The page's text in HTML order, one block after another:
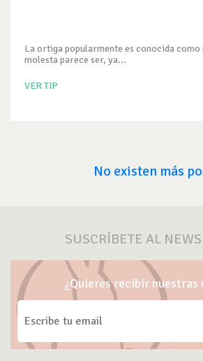
La ortiga popularmente es conocida como
molesta parece ser, ya...
VER TIP
No existen más
SUSCRÍBETE AL
¿Quieres recibir nuestras